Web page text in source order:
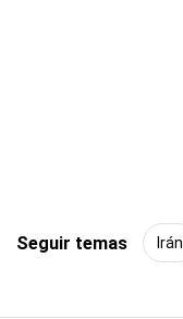
Seguir temas Irán